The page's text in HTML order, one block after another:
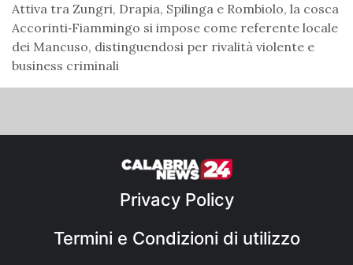
Attiva tra Zungri, Drapia, Spilinga e Rombiolo, la cosca
Accorinti‑Fiammingo si impose come referente locale
dei Mancuso, distinguendosi per rivalità violente e
business criminali
Privacy Policy
Termini e Condizioni di utilizzo